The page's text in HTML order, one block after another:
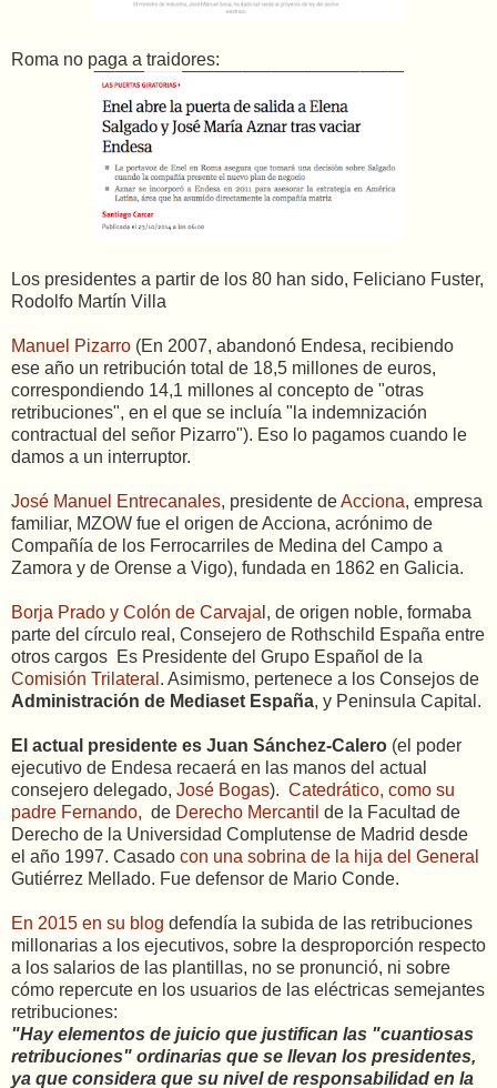
Roma no paga a traidores:
Los presidentes a partir de los 80 han sido, Feliciano Fuster,
Rodolfo Martín Villa
Manuel Pizarro (En 2007, abandonó Endesa, recibiendo
ese año un retribución total de 18,5 millones de euros,
correspondiendo 14,1 millones al concepto de "otras
retribuciones", en el que se incluía "la indemnización
contractual del señor Pizarro"). Eso lo pagamos cuando le
damos a un interruptor.
José Manuel Entrecanales, presidente deAcciona, empresa
familiar, MZOW fue el origen de Acciona, acrónimo de
Compañía de los Ferrocarriles de Medina del Campo a
Zamora y de Orense a Vigo), fundada en 1862 en Galicia.
Borja Prado y Colón de Carvaja l, de origen noble, formaba
parte del círculo real, Consejero de Rothschild España entre
otros cargos ​ Es Presidente del Grupo Español de la
Comisión Trilateral . Asimismo, pertenece a los Consejos de
Administración de Mediaset España,​ y Peninsula Capital.
El actual presidente es Juan Sánchez-Calero (el poder
ejecutivo de Endesa recaerá en las manos del actual
consejero delegado, José Bogas). Catedrático, como su
padre Fernando, de Derecho Mercantil de la Facultad de
Derecho de la Universidad Complutense de Madrid desde
el año 1997. Casado con una sobrina de la hija del General
Gutiérrez Mellado. Fue defensor de Mario Conde.
En 2015 en su blog defendía la subida de las retribuciones
millonarias a los ejecutivos, sobre la desproporción respecto
a los salarios de las plantillas, no se pronunció, ni sobre
cómo repercute en los usuarios de las eléctricas semejantes
retribuciones:
"Hay elementos de juicio que justifican las "cuantiosas
retribuciones" ordinarias que se llevan los presidentes,
ya que considera que su nivel de responsabilidad en la